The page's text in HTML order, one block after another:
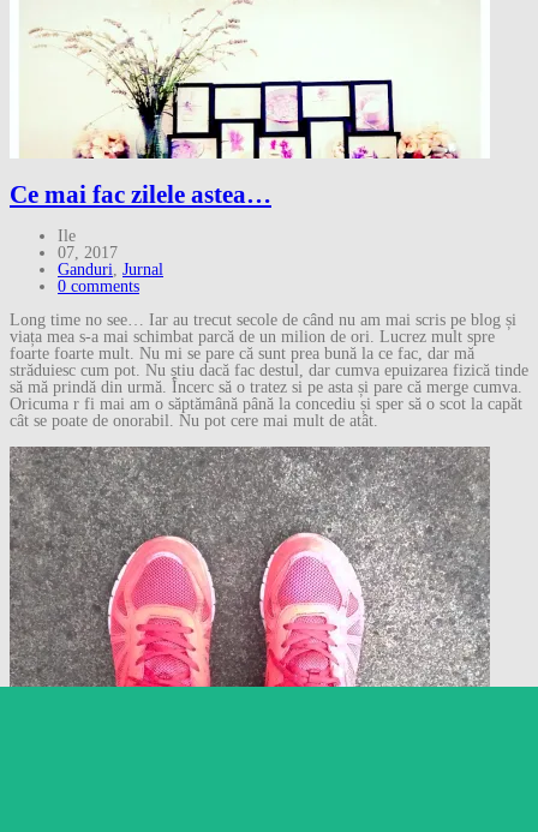
Ce mai fac zilele astea…
Ile
07, 2017
Ganduri, Jurnal
0 comments
Long time no see… Iar au trecut secole de când nu am mai scris pe blog și
viața mea s-a mai schimbat parcă de un milion de ori. Lucrez mult spre
foarte foarte mult. Nu mi se pare că sunt prea bună la ce fac, dar mă
străduiesc cum pot. Nu știu dacă fac destul, dar cumva epuizarea fizică tinde
să mă prindă din urmă. Încerc să o tratez si pe asta și pare că merge cumva.
Oricuma r fi mai am o săptămână până la concediu și sper să o scot la capăt
cât se poate de onorabil. Nu pot cere mai mult de atât.